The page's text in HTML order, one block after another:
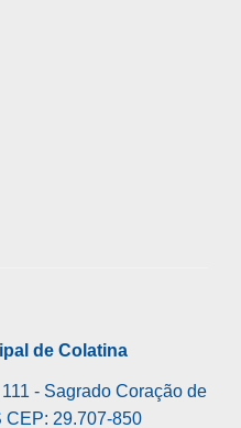
de Colatina
- Sagrado Coração de
CEP: 29.707-850